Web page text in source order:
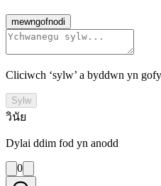
mewngofnodi
Cliciwch ‘sylw’ a byddwn yn
Sylw
วินัย
Dylai ddim fod yn anodd
0